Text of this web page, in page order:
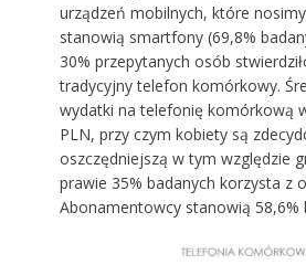
urządzeń mobilnych, które
stanowią smartfony (69,8%
30% przepytanych osób
tradycyjny telefon komórkowy.
wydatki na telefonię komórkową
PLN, przy czym kobiety są
oszczędniejszą w tym względzie
prawie 35% badanych korzysta z
Abonamentowcy stanowią 58,6%